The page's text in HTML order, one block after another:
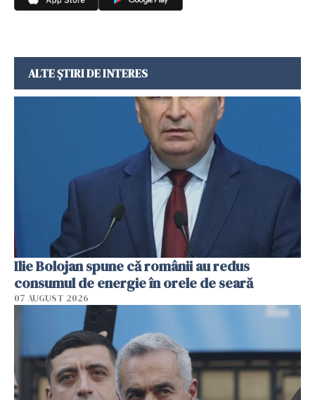
ALTE ȘTIRI DE INTERES
Ilie Bolojan spune că românii au redus
consumul de energie în orele de seară
07 AUGUST 2026